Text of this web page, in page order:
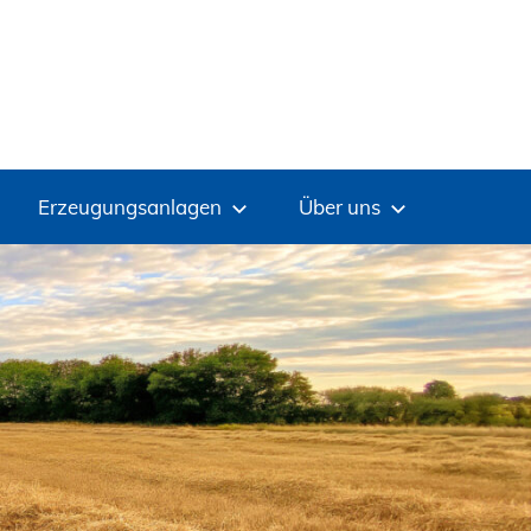
Erzeugungsanlagen Über uns